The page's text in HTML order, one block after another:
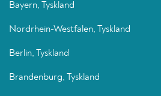
Bayern, Tyskland
Nordrhein-Westfalen, Tyskland
Berlin, Tyskland
Brandenburg, Tyskland